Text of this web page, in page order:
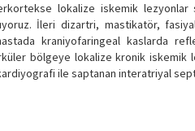
lokalize iskemik lezyonlar
İleri dizartri, mastikatör,
kraniyofaringeal kaslarda
bölgeye lokalize kronik
ile saptanan interatriyal